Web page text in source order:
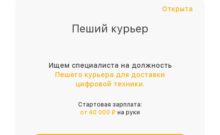
Открыта
Пеший курьер
Ищем специалиста на должность
Пешего курьера для доставки
цифровой техники.
Стартовая зарплата:
от 40 000 ₽ на руки